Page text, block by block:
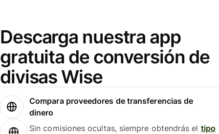
Descarga nuestra app
gratuita de conversión de
divisas Wise
Compara proveedores de transferencias de
dinero
Sin comisiones ocultas, siempre obtendrás el tipo